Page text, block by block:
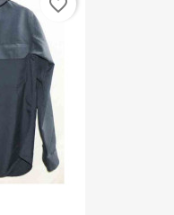
favorite_border